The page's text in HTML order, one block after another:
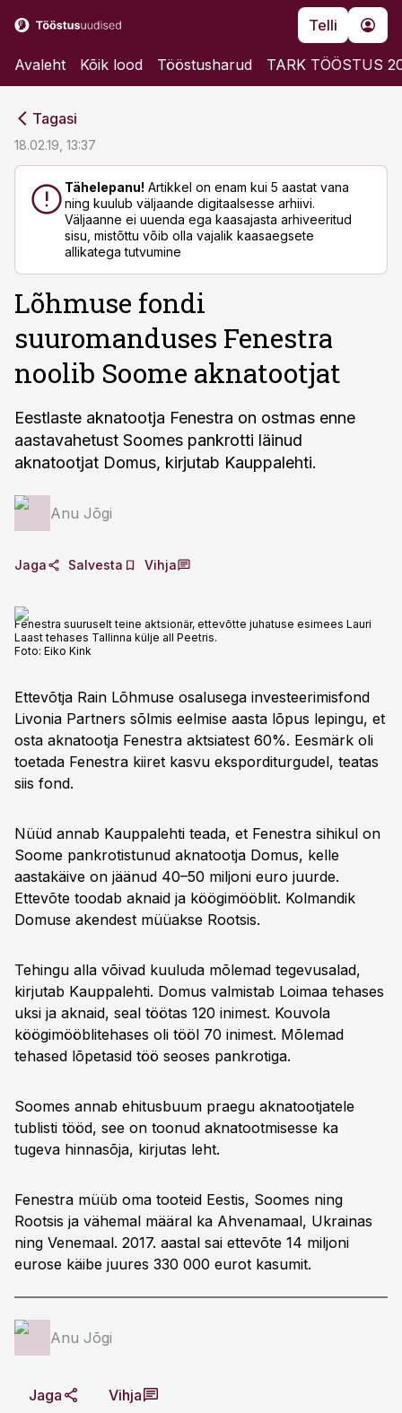
Telli
Avaleht Kõik lood Tööstusharud TARK TÖÖSTUS
Tagasi
18.02.19, 13:37
Tähelepanu! Artikkel on enam kui 5 aastat vana
ning kuulub väljaande digitaalsesse arhiivi.
Väljaanne ei uuenda ega kaasajasta arhiveeritud
sisu, mistõttu võib olla vajalik kaasaegsete
allikatega tutvumine
Lõhmuse fondi
suuromanduses Fenestra
noolib Soome aknatootjat
Eestlaste aknatootja Fenestra on ostmas enne
aastavahetust Soomes pankrotti läinud
aknatootjat Domus, kirjutab Kauppalehti.
Anu Jõgi
Jaga Salvesta Vihja
Fenestra suuruselt teine aktsionär, ettevõtte juhatuse esimees Lauri
Laast tehases Tallinna külje all Peetris.
Foto: Eiko Kink
Ettevõtja Rain Lõhmuse osalusega investeerimisfond
Livonia Partners sõlmis eelmise aasta lõpus lepingu, et
osta aknatootja Fenestra aktsiatest 60%. Eesmärk oli
toetada Fenestra kiiret kasvu eksporditurgudel, teatas
siis fond.
Nüüd annab Kauppalehti teada, et Fenestra sihikul on
Soome pankrotistunud aknatootja Domus, kelle
aastakäive on jäänud 40–50 miljoni euro juurde.
Ettevõte toodab aknaid ja köögimööblit. Kolmandik
Domuse akendest müüakse Rootsis.
Tehingu alla võivad kuuluda mõlemad tegevusalad,
kirjutab Kauppalehti. Domus valmistab Loimaa tehases
uksi ja aknaid, seal töötas 120 inimest. Kouvola
köögimööblitehases oli tööl 70 inimest. Mõlemad
tehased lõpetasid töö seoses pankrotiga.
Soomes annab ehitusbuum praegu aknatootjatele
tublisti tööd, see on toonud aknatootmisesse ka
tugeva hinnasõja, kirjutas leht.
Fenestra müüb oma tooteid Eestis, Soomes ning
Rootsis ja vähemal määral ka Ahvenamaal, Ukrainas
ning Venemaal. 2017. aastal sai ettevõte 14 miljoni
eurose käibe juures 330 000 eurot kasumit.
Anu Jõgi
Jaga Vihja